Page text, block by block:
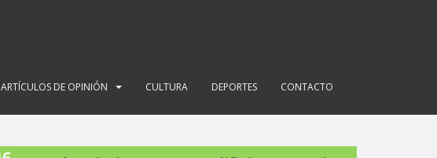
ARTÍCULOS DE OPINIÓN CULTURA DEPORTES CONTACTO